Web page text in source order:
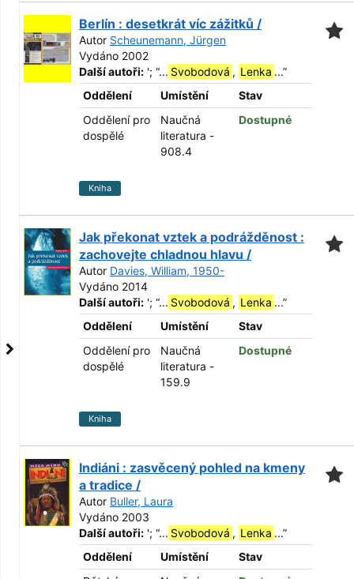
Berlín : desetkrát víc zážitků /
Autor Scheunemann, Jürgen
Vydáno 2002
Další autoři: '; “... Svobodová , Lenka ...”
Oddělení
Umístění
Stav
Oddělení pro
dospělé
Naučná
literatura -
908.4
Dostupné
Kniha
Jak překonat vztek a podrážděnost :
zachovejte chladnou hlavu /
Autor Davies, William, 1950-
Vydáno 2014
Další autoři: '; “... Svobodová , Lenka ...”
Oddělení
Umístění
Stav
Oddělení pro
dospělé
Naučná
literatura -
159.9
Dostupné
Kniha
Indiáni : zasvěcený pohled na kmeny
a tradice /
Autor Buller, Laura
Vydáno 2003
Další autoři: '; “... Svobodová , Lenka ...”
Oddělení
Umístění
Stav